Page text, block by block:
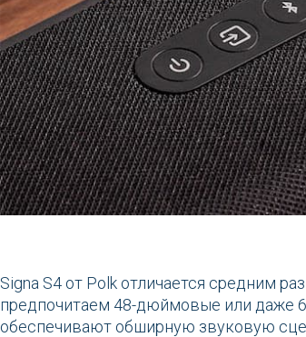
Signa S4 от Polk отличается средним
предпочитаем 48-дюймовые или даже
обеспечивают обширную звуковую